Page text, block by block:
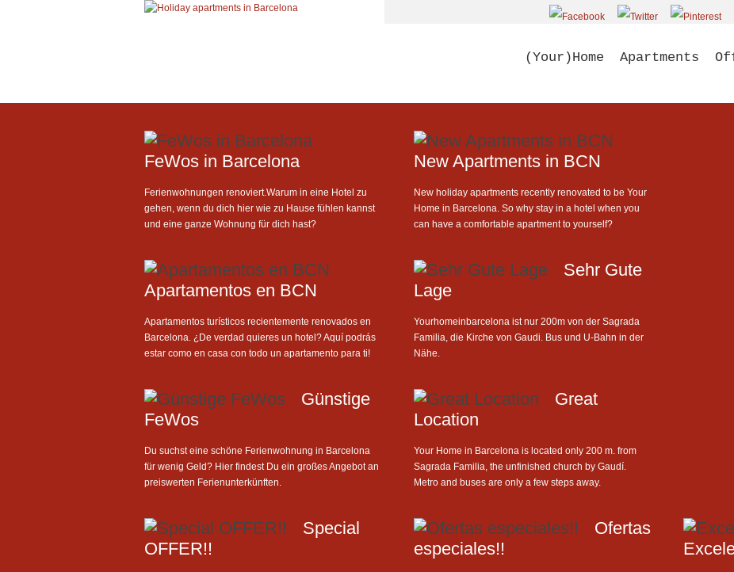
(Your)Home Apartments
FeWos in Barcelona
Ferienwohnungen renoviert.Warum in eine Hotel zu
gehen, wenn du dich hier wie zu Hause fühlen kannst
und eine ganze Wohnung für dich hast?
New Apartments in BCN
New holiday apartments recently renovated to be Your
Home in Barcelona. So why stay in a hotel when you
can have a comfortable apartment to yourself?
Apartamentos en BCN
Apartamentos turísticos recientemente renovados en
Barcelona. ¿De verdad quieres un hotel? Aquí podrás
estar como en casa con todo un apartamento para ti!
Sehr Gute
Lage
Yourhomeinbarcelona ist nur 200m von der Sagrada
Familia, die Kirche von Gaudi. Bus und U-Bahn in der
Nähe.
Günstige
FeWos
Du suchst eine schöne Ferienwohnung in Barcelona
für wenig Geld? Hier findest Du ein großes Angebot an
preiswerten Ferienunterkünften.
Great
Location
Your Home in Barcelona is located only 200 m. from
Sagrada Familia, the unfinished church by Gaudí.
Metro and buses are only a few steps away.
Special
OFFER!!
Ofertas
especiales!!